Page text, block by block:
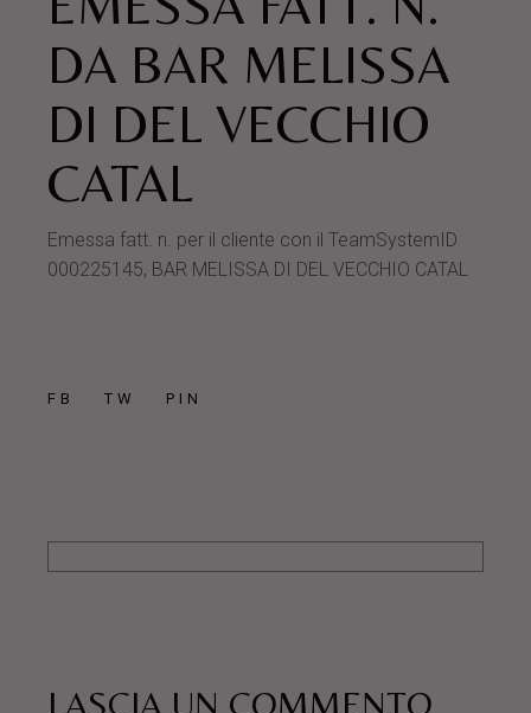
DA BAR MELISSA
DI DEL VECCHIO
CATAL
Emessa fatt. n. per il cliente con il TeamSystemID
000225145, BAR MELISSA DI DEL VECCHIO CATAL
FB TW PIN
LASCIA UN COMMENTO